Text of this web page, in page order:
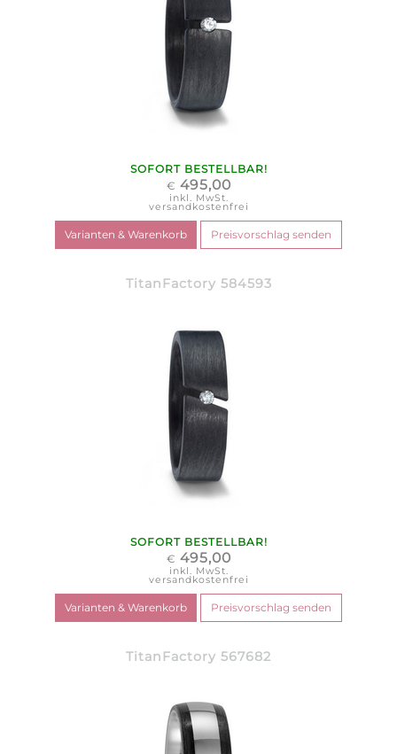
SOFORT BESTELLBAR!
€ 495,00
inkl. MwSt.
versandkostenfrei
TitanFactory 584593
SOFORT BESTELLBAR!
€ 495,00
inkl. MwSt.
versandkostenfrei
TitanFactory 567682